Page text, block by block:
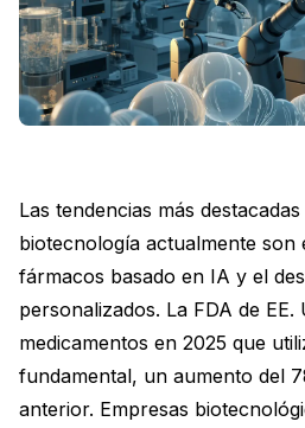
Las tendencias más
biotecnología actualmente son
fármacos basado en IA y el
personalizados. La FDA de
medicamentos en 2025 que
fundamental, un aumento del
anterior. Empresas